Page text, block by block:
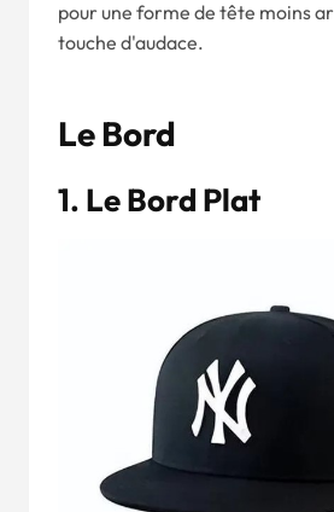
pour une forme de tête moins
touche d'audace.
Le Bord
1. Le Bord Plat